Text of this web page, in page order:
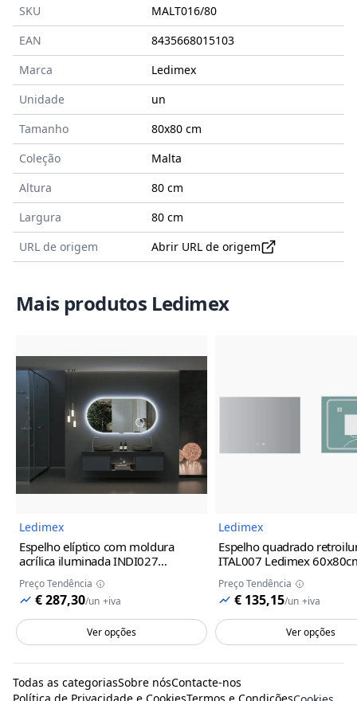
SKU
MALT016/80
EAN
8435668015103
Marca
Ledimex
Unidade
un
Tamanho
80x80 cm
Coleção
Malta
Altura
80 cm
Largura
80 cm
URL de origem
Abrir URL de origem
Mais produtos Ledimex
Imagem do Produto
Ledimex
Espelho elíptico com moldura
acrílica iluminada INDI027
100x55cm
Preço Tendência
€ 287,30/un +iva
Ver opções
Ledimex
Espelho quadrado
ITAL007 Ledimex
Preço Tendência
€ 135,15/un +iva
Ver opções
Todas as categoriasSobre nósContacte-nos